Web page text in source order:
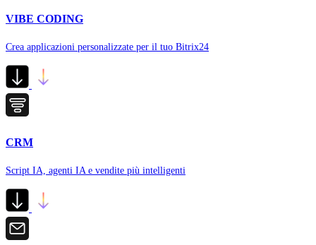
VIBE CODING
Crea applicazioni personalizzate per il tuo Bitrix24
CRM
Script IA, agenti IA e vendite più intelligenti